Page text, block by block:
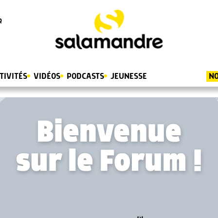
VIDÉOS PODCASTS JEUNESSE